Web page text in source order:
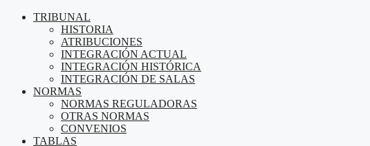
TRIBUNAL
HISTORIA
ATRIBUCIONES
INTEGRACIÓN ACTUAL
INTEGRACIÓN HISTÓRICA
INTEGRACIÓN DE SALAS
NORMAS
NORMAS REGULADORAS
OTRAS NORMAS
CONVENIOS
TABLAS